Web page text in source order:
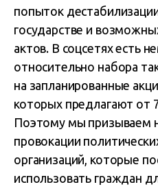
попыток
государстве и
актов. В соцсетях есть
относительно набора
на запланированные
которых предлагают от
Поэтому мы призываем
провокации
организаций, которые
использовать граждан